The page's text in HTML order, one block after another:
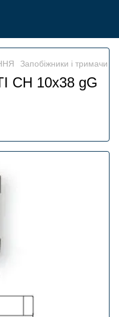
Запобіжники і тримачи
CH 10x38 gG